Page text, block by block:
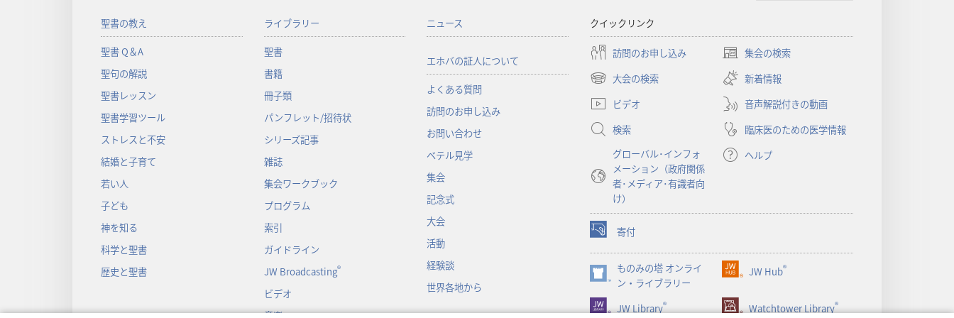
聖書の教え
聖書 Q＆A
聖句の解説
聖書レッスン
聖書学習ツール
ストレスと不安
結婚と子育て
若い人
子ども
神を知る
科学と聖書
歴史と聖書
ライブラリー
聖書
書籍
冊子類
パンフレット/招待状
シリーズ記事
雑誌
集会ワークブック
プログラム
索引
ガイドライン
JW Broadcasting®
ビデオ
ニュース
エホバの証人について
よくある質問
訪問のお申し込み
お問い合わせ
ベテル見学
集会
記念式
大会
活動
経験談
世界各地から
クイックリンク
訪問のお申し込み 集会の検索
（新
し
い
タ
ブ
で
開
く）
大会の検索
（新
し
タ
開
新着情報
ビデオ
音声解説付きの動画
検索
臨床医のための医学情報
グローバル･インフォ
メーション（政府関係
者･メディア･有識者向
け）
ヘルプ
寄付
（新
し
い
タ
ブ
で
ものみの塔 オンライ
ン・ライブラリー
（新
し
い
JW Hub®
（新
い
JW Library® Watchtower Library®